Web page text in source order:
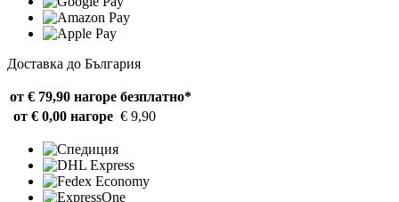
Доставка до България
от € 79,90 нагоре безплатно*
от € 0,00 нагоре € 9,90